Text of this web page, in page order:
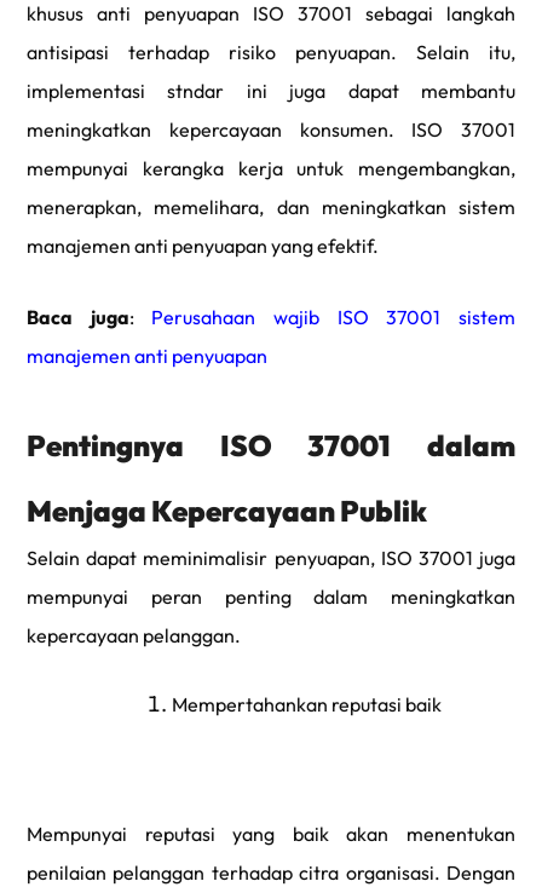
khusus anti penyuapan ISO 37001 sebagai langkah
antisipasi terhadap risiko penyuapan. Selain itu,
implementasi stndar ini juga dapat membantu
meningkatkan kepercayaan konsumen. ISO 37001
mempunyai kerangka kerja untuk mengembangkan,
menerapkan, memelihara, dan meningkatkan sistem
manajemen anti penyuapan yang efektif.
Baca juga: Perusahaan wajib ISO 37001 sistem
manajemen anti penyuapan
Pentingnya ISO 37001 dalam
Menjaga Kepercayaan Publik
Selain dapat meminimalisir penyuapan, ISO 37001 juga
mempunyai peran penting dalam meningkatkan
kepercayaan pelanggan.
Mempertahankan reputasi baik
Mempunyai reputasi yang baik akan menentukan
penilaian pelanggan terhadap citra organisasi. Dengan